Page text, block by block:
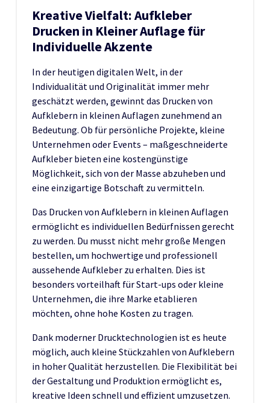
Kreative Vielfalt: Aufkleber
Drucken in Kleiner Auflage für
Individuelle Akzente
In der heutigen digitalen Welt, in der
Individualität und Originalität immer mehr
geschätzt werden, gewinnt das Drucken von
Aufklebern in kleinen Auflagen zunehmend an
Bedeutung. Ob für persönliche Projekte, kleine
Unternehmen oder Events – maßgeschneiderte
Aufkleber bieten eine kostengünstige
Möglichkeit, sich von der Masse abzuheben und
eine einzigartige Botschaft zu vermitteln.
Das Drucken von Aufklebern in kleinen Auflagen
ermöglicht es individuellen Bedürfnissen gerecht
zu werden. Du musst nicht mehr große Mengen
bestellen, um hochwertige und professionell
aussehende Aufkleber zu erhalten. Dies ist
besonders vorteilhaft für Start-ups oder kleine
Unternehmen, die ihre Marke etablieren
möchten, ohne hohe Kosten zu tragen.
Dank moderner Drucktechnologien ist es heute
möglich, auch kleine Stückzahlen von Aufklebern
in hoher Qualität herzustellen. Die Flexibilität bei
der Gestaltung und Produktion ermöglicht es,
kreative Ideen schnell und effizient umzusetzen.